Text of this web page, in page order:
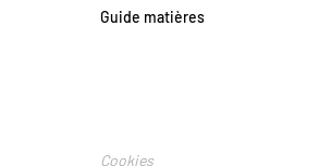
Guide matières
Cookies